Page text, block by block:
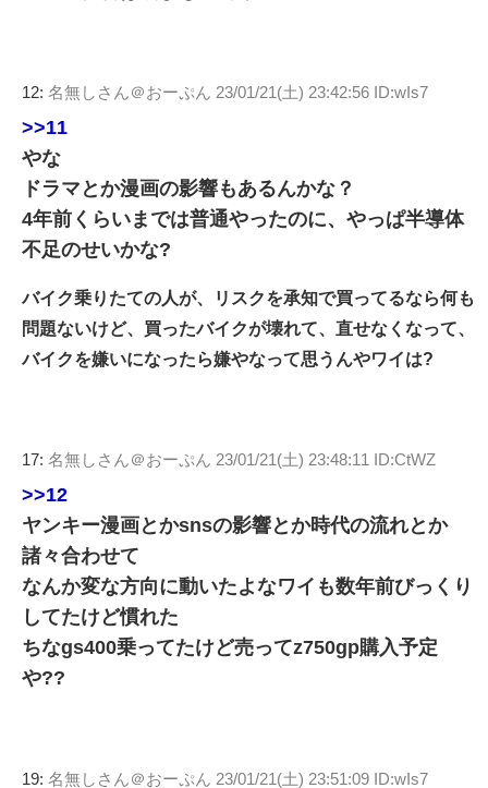
12: 名無しさん＠おーぷん 23/01/21(土) 23:42:56 ID:wIs7
>>11
やな
ドラマとか漫画の影響もあるんかな？
4年前くらいまでは普通やったのに、やっぱ半導体
不足のせいかな?
バイク乗りたての人が、リスクを承知で買ってるなら何も
問題ないけど、買ったバイクが壊れて、直せなくなって、
バイクを嫌いになったら嫌やなって思うんやワイは?
17: 名無しさん＠おーぷん 23/01/21(土) 23:48:11 ID:CtWZ
>>12
ヤンキー漫画とかsnsの影響とか時代の流れとか
諸々合わせて
なんか変な方向に動いたよなワイも数年前びっくり
してたけど慣れた
ちなgs400乗ってたけど売ってz750gp購入予定
や??
19: 名無しさん＠おーぷん 23/01/21(土) 23:51:09 ID:wIs7